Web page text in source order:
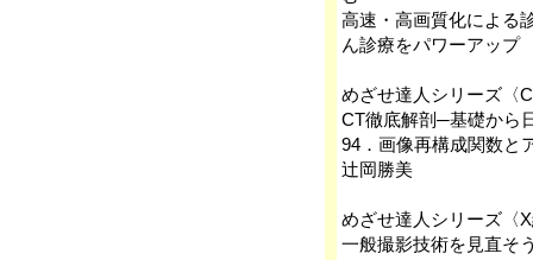
高速・高画質化による
ん診療をパワーアップ
めざせ達人シリーズ〈
CT徹底解剖─基礎から
94．画像再構成関数と
辻岡勝美
めざせ達人シリーズ〈
一般撮影技術を見直そ